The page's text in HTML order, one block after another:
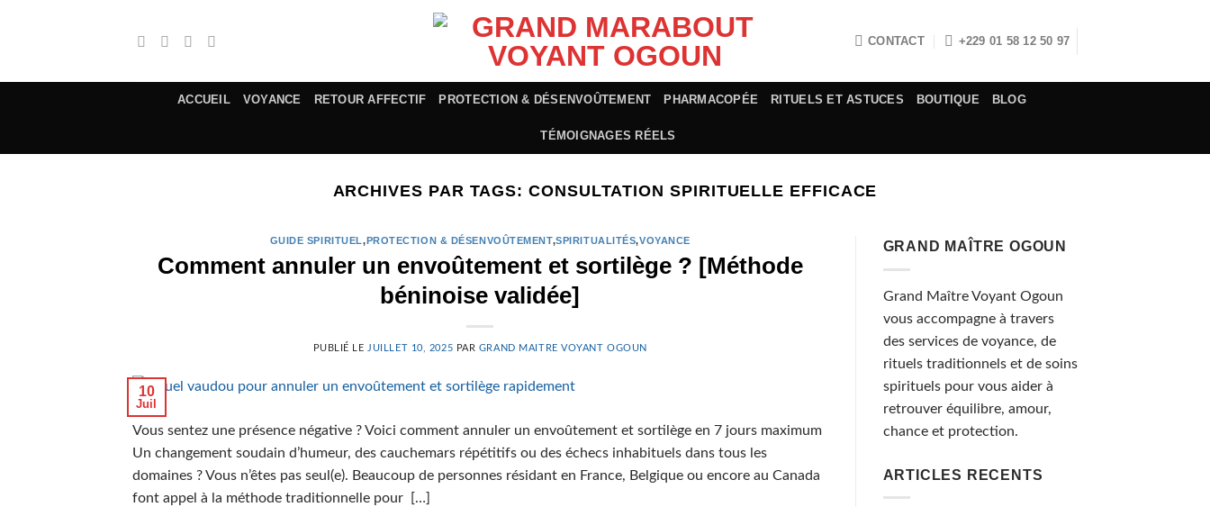
CONTACT +229 01 58 12 50 97
ACCUEIL VOYANCE RETOUR AFFECTIF PROTECTION & DÉSENVOÛTEMENT PHARMACOPÉE RITUELS ET ASTUCES BOUTIQUE BLOG
TÉMOIGNAGES RÉELS
ARCHIVES PAR TAGS:CONSULTATION SPIRITUELLE EFFICACE
GUIDE SPIRITUEL,PROTECTION & DÉSENVOÛTEMENT,SPIRITUALITÉS,VOYANCE
Comment annuler un envoûtement et sortilège ? [Méthode
béninoise validée]
PUBLIÉ LE JUILLET 10, 2025 PAR GRAND MAITRE VOYANT OGOUN
10
Juil
Vous sentez une présence négative ? Voici comment annuler un envoûte­ment et sortilège en 7 jours maximum
Un changement soudain d’humeur, des cauchemars répétitifs ou des échecs inhabituels dans tous les
domaines ? Vous n’êtes pas seul(e). Beaucoup de personnes résidant en France, Belgique ou encore au Canada
font appel à la méthode traditionnelle pour […]
GRAND MAÎTRE OGOUN
Grand Maître Voyant Ogoun
vous accompagne à travers
des services de voyance, de
rituels traditionnels et de soins
spirituels pour vous aider à
retrouver équilibre, amour,
chance et protection.
ARTICLES RECENTS